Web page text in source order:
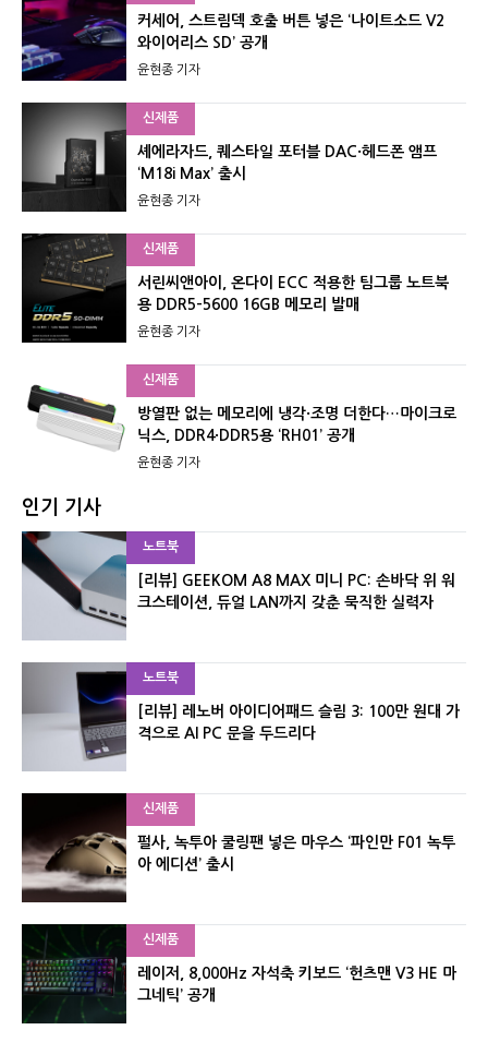
커세어, 스트림덱 호출 버튼 넣은 ‘나이트소드 V2
와이어리스 SD’ 공개
윤현종 기자
신제품
셰에라자드, 퀘스타일 포터블 DAC·헤드폰 앰프
‘M18i Max’ 출시
윤현종 기자
신제품
서린씨앤아이, 온다이 ECC 적용한 팀그룹 노트북
용 DDR5-5600 16GB 메모리 발매
윤현종 기자
신제품
방열판 없는 메모리에 냉각·조명 더한다…마이크로
닉스, DDR4·DDR5용 ‘RH01’ 공개
윤현종 기자
인기 기사
노트북
[리뷰] GEEKOM A8 MAX 미니 PC: 손바닥 위 워
크스테이션, 듀얼 LAN까지 갖춘 묵직한 실력자
노트북
[리뷰] 레노버 아이디어패드 슬림 3: 100만 원대 가
격으로 AI PC 문을 두드리다
신제품
펄사, 녹투아 쿨링팬 넣은 마우스 ‘파인만 F01 녹투
아 에디션’ 출시
신제품
레이저, 8,000Hz 자석축 키보드 ‘헌츠맨 V3 HE 마
그네틱’ 공개